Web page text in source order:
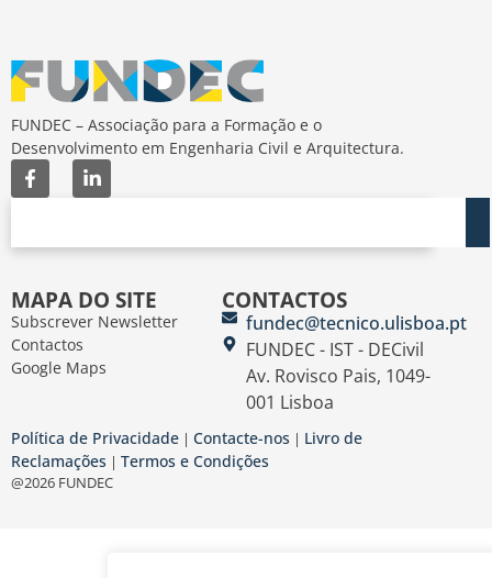
FUNDEC – Associação para a Formação e o
Desenvolvimento em Engenharia Civil e Arquitectura.
MAPA DO SITE
Subscrever Newsletter
Contactos
Google Maps
CONTACTOS
fundec@tecnico.ulisboa.pt
FUNDEC - IST - DECivil
Av. Rovisco Pais, 1049-
001 Lisboa
Política de Privacidade | Contacte-nos | Livro de
Reclamações | Termos e Condições
@2026 FUNDEC